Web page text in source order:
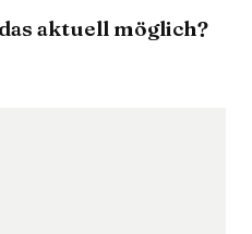
aktuell möglich?